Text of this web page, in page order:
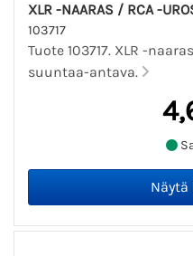
XLR -NAARAS / RCA -
103717
Tuote 103717. XLR -
suuntaa-antava.